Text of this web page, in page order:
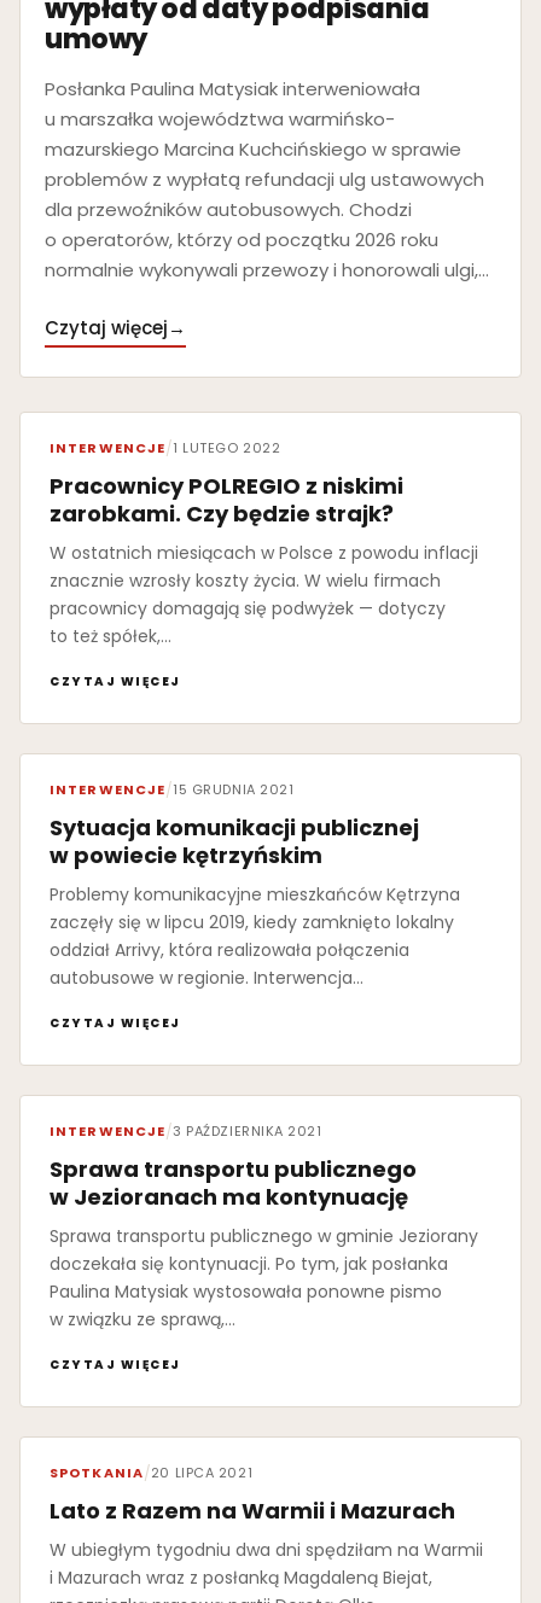
wypłaty od daty podpisania
umowy
Posłanka Paulina Matysiak interweniowała
u marszałka województwa warmińsko-
mazurskiego Marcina Kuchcińskiego w sprawie
problemów z wypłatą refundacji ulg ustawowych
dla przewoźników autobusowych. Chodzi
o operatorów, którzy od początku 2026 roku
normalnie wykonywali przewozy i honorowali ulgi,…
Czytaj więcej→
INTERWENCJE/1 LUTEGO 2022
Pracownicy POLREGIO z niskimi
zarobkami. Czy będzie strajk?
W ostatnich miesiącach w Polsce z powodu inflacji
znacznie wzrosły koszty życia. W wielu firmach
pracownicy domagają się podwyżek — dotyczy
to też spółek,…
CZYTAJ WIĘCEJ
INTERWENCJE/15 GRUDNIA 2021
Sytuacja komunikacji publicznej
w powiecie kętrzyńskim
Problemy komunikacyjne mieszkańców Kętrzyna
zaczęły się w lipcu 2019, kiedy zamknięto lokalny
oddział Arrivy, która realizowała połączenia
autobusowe w regionie. Interwencja…
CZYTAJ WIĘCEJ
INTERWENCJE/3 PAŹDZIERNIKA 2021
Sprawa transportu publicznego
w Jezioranach ma kontynuację
Sprawa transportu publicznego w gminie Jeziorany
doczekała się kontynuacji. Po tym, jak posłanka
Paulina Matysiak wystosowała ponowne pismo
w związku ze sprawą,…
CZYTAJ WIĘCEJ
SPOTKANIA/20 LIPCA 2021
Lato z Razem na Warmii i Mazurach
W ubiegłym tygodniu dwa dni spędziłam na Warmii
i Mazurach wraz z posłanką Magdaleną Biejat,